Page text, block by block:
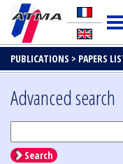
PUBLICATIONS > PAPERS
Advanced search
Search